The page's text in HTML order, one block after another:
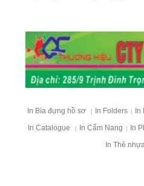
In Bìa đựng hồ sơ In Folders In
In Catalogue In Cẩm Nang In
In Thẻ